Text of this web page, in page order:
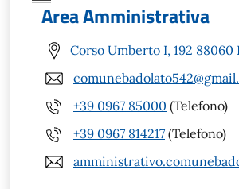
Area Amministrativa
Corso Umberto I, 192 88060
+39 0967 85000 (Telefono)
+39 0967 814217 (Telefono)